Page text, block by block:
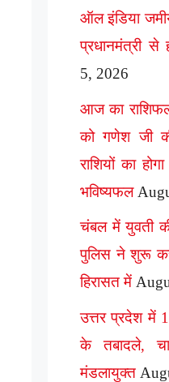
ऑल इंडिया
प्रधानमंत्री से
5, 2026
आज का
को गणेश जी
राशियों का
भविष्यफल
चंबल में युवती
पुलिस ने शुरू
हिरासत में
उत्तर प्रदेश में
के तबादले,
मंडलायुक्त